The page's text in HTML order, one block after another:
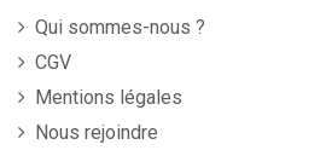
Qui sommes-nous ?
CGV
Mentions légales
Nous rejoindre